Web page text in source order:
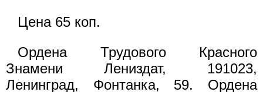
Цена 65 коп.
Ордена Трудового Красного
Знамени Лениздат, 191023,
Ленинград, Фонтанка, 59. Ордена